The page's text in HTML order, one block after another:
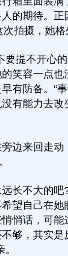
的期待。正
拍摄，她
提不开心的
笑容一点也
有防备。“
有能力去改
边来回走动
不大的吧
望自己在她
悄话，可能
够，其实是